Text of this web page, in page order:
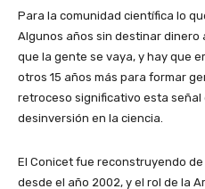
Para la comunidad científica lo
Algunos años sin destinar dinero
que la gente se vaya, y hay que
otros 15 años más para formar
retroceso significativo esta señal
desinversión en la ciencia.
El Conicet fue reconstruyendo
desde el año 2002, y el rol de la